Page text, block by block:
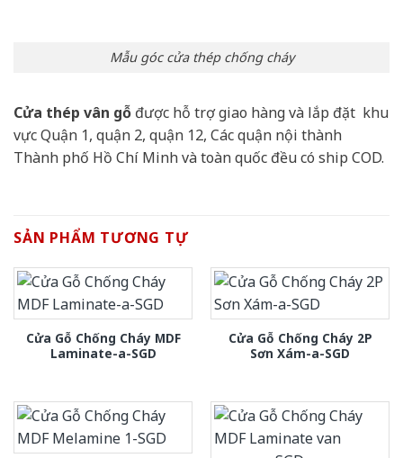
Mẫu góc cửa thép chống cháy
Cửa thép vân gỗ được hỗ trợ giao hàng và lắp đặt khu
vực Quận 1, quận 2, quận 12, Các quận nội thành
Thành phố Hồ Chí Minh và toàn quốc đều có ship COD.
SẢN PHẨM TƯƠNG TỰ
Cửa Gỗ Chống Cháy MDF
Laminate-a-SGD
Cửa Gỗ Chống Cháy 2P
Sơn Xám-a-SGD